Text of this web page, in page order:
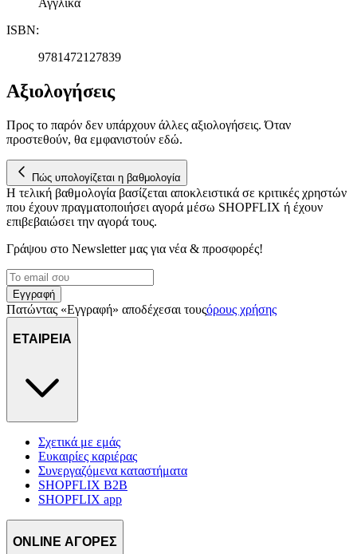
Αγγλικά
ISBN:
9781472127839
Αξιολογήσεις
Προς το παρόν δεν υπάρχουν άλλες αξιολογήσεις. Όταν
προστεθούν, θα εμφανιστούν εδώ.
Πώς υπολογίζεται η βαθμολογία
Η τελική βαθμολογία βασίζεται αποκλειστικά σε κριτικές χρηστών
που έχουν πραγματοποιήσει αγορά μέσω SHOPFLIX ή έχουν
επιβεβαιώσει την αγορά τους.
Γράψου στο Νewsletter μας για νέα & προσφορές!
Εγγραφή
Πατώντας «Εγγραφή» αποδέχεσαι τουςόρους χρήσης
ΕΤΑΙΡΕΙΑ
Σχετικά με εμάς
Ευκαιρίες καριέρας
Συνεργαζόμενα καταστήματα
SHOPFLIX B2B
SHOPFLIX app
ONLINE ΑΓΟΡΕΣ